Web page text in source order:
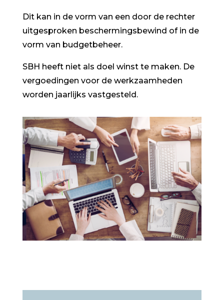
Dit kan in de vorm van een door de rechter
uitgesproken beschermingsbewind of in de
vorm van budgetbeheer.
SBH heeft niet als doel winst te maken. De
vergoedingen voor de werkzaamheden
worden jaarlijks vastgesteld.